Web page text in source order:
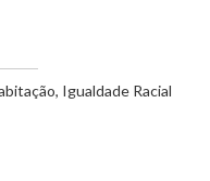
Igualdade Racial